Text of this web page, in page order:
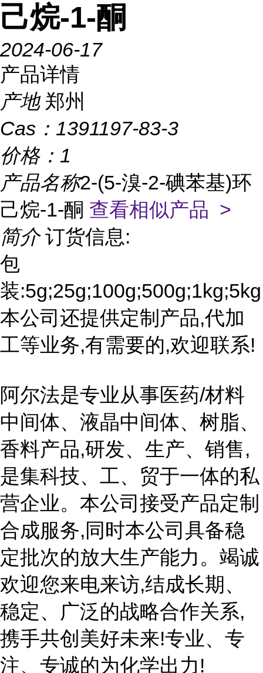
己烷-1-酮
2024-06-17
产品详情
产地 郑州
Cas： 1391197-83-3
价格： 1
产品名称2-(5-溴-2-碘苯基)环
己烷-1-酮 查看相似产品 >
简介 订货信息:
包
装:5g;25g;100g;500g;1kg;5kg
本公司还提供定制产品,代加
工等业务,有需要的,欢迎联系!
阿尔法是专业从事医药/材料
中间体、液晶中间体、树脂、
香料产品,研发、生产、销售,
是集科技、工、贸于一体的私
营企业。本公司接受产品定制
合成服务,同时本公司具备稳
定批次的放大生产能力。竭诚
欢迎您来电来访,结成长期、
稳定、广泛的战略合作关系,
携手共创美好未来!专业、专
注、专诚的为化学出力!